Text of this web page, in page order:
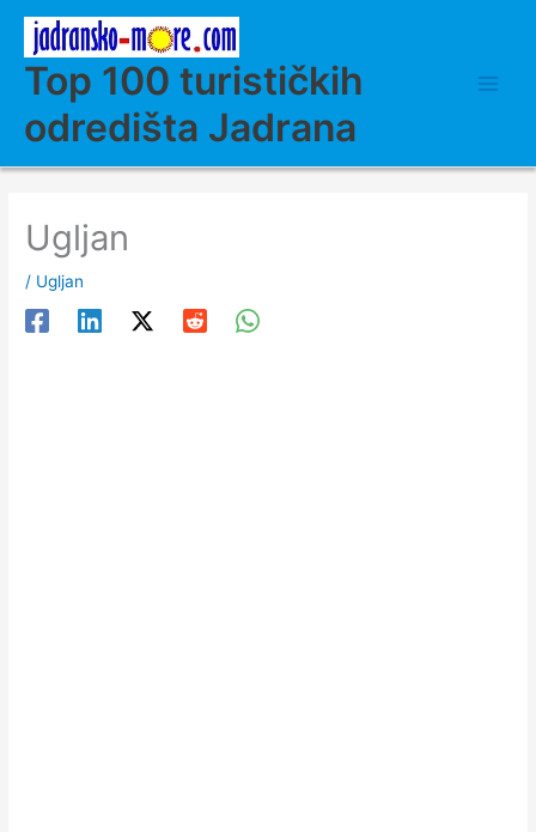
contentTop 100 turističkih
odredišta Jadrana
Ugljan
/ Ugljan